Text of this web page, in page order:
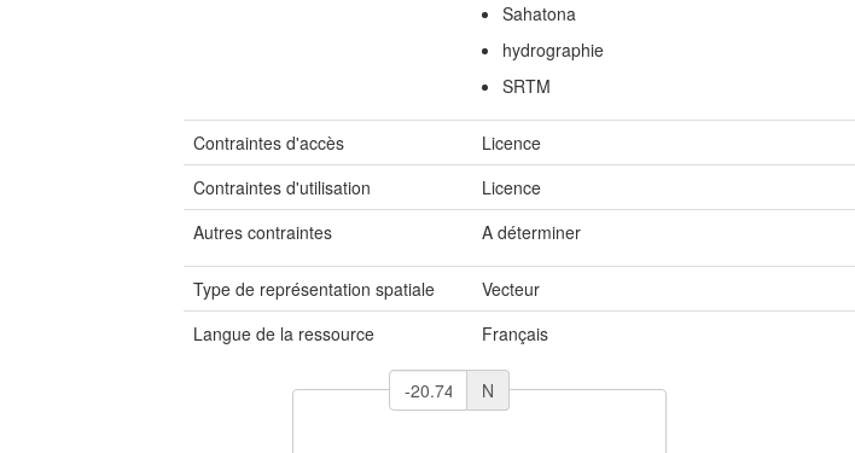
Sahatona
hydrographie
SRTM
Contraintes d'accès
Licence
Contraintes d'utilisation
Licence
Autres contraintes
A déterminer
Type de représentation spatiale
Vecteur
Langue de la ressource
Français
N